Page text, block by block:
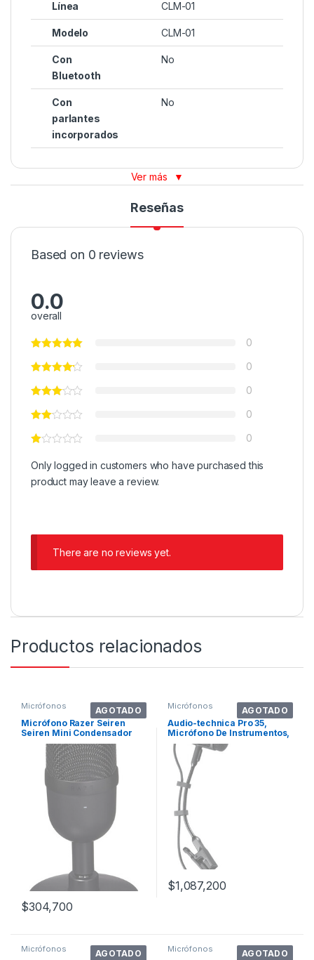
Línea CLM-01
Modelo CLM-01
Con
Bluetooth
No
Con
parlantes
incorporados
No
Ver más ▼
Reseñas
Based on 0 reviews
0.0
overall
0
0
0
0
0
Only logged in customers who have purchased this
product may leave a review.
There are no reviews yet.
Productos relacionados
AGOTADO
Micrófonos
Micrófono Razer Seiren
Seiren Mini Condensador
Supercardioide Color Negro
Clásico
$304,700
AGOTADO
Micrófonos
Audio-technica Pro 35,
Micrófono De Instrumentos,
Con Agar. Color Black
$1,087,200
AGOTADO
Micrófonos AGOTADO
Micrófonos